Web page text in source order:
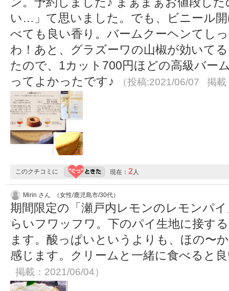
い…」て思いました。でも、ビニール
べても良い香り。バームクーヘンてし
わ！あと、グラズーワの山椒が効いて
たので、1カット700円ほどの高級バー
ってよかったです♪
（投稿:2021/06/07 掲
このクチコミに 現在： 2人
Mirin さん （女性/鹿児島市/30代）
期間限定の「瀬戸内レモンのレモンパ
らいフワッフワ。下のパイ生地に接す
ます。酸っぱいというよりも、ほの〜
感じます。クリームと一緒に食べると
掲載：2021/06/04）